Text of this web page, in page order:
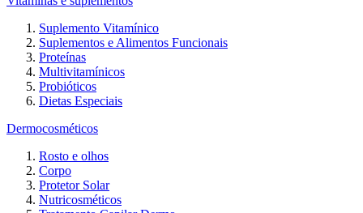
Suplemento Vitamínico
Suplementos e Alimentos Funcionais
Proteínas
Multivitamínicos
Probióticos
Dietas Especiais
Dermocosméticos
Rosto e olhos
Corpo
Protetor Solar
Nutricosméticos